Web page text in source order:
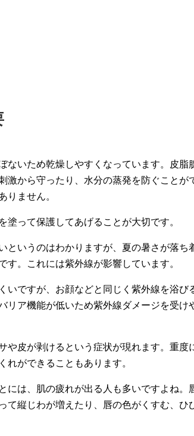
ないため乾燥しやすくなっています。皮脂
激から守ったり、水分の蒸発を防ぐことが
りません。
って保護してあげることが大切です。
というのはわかりますが、夏の暑さが落ち
。これには紫外線が影響しています。
いですが、お顔などと同じく紫外線を浴び
リア機能が低いため紫外線ダメージを受け
や皮が剥けるという症状が現れます。重度
れができることもあります。
には、肌の疲れが出る人も多いですよね。
て縦じわが増えたり、唇の色がくすむ、ひ